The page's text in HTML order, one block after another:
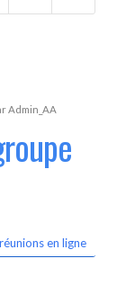
Admin_AA
en ligne